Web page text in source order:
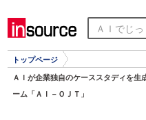
トップページ
ＡＩが企業独自のケーススタディを
ーム「ＡＩ－ＯＪＴ」